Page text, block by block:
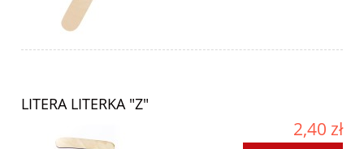
LITERA LITERKA "Z"
2,40 zł